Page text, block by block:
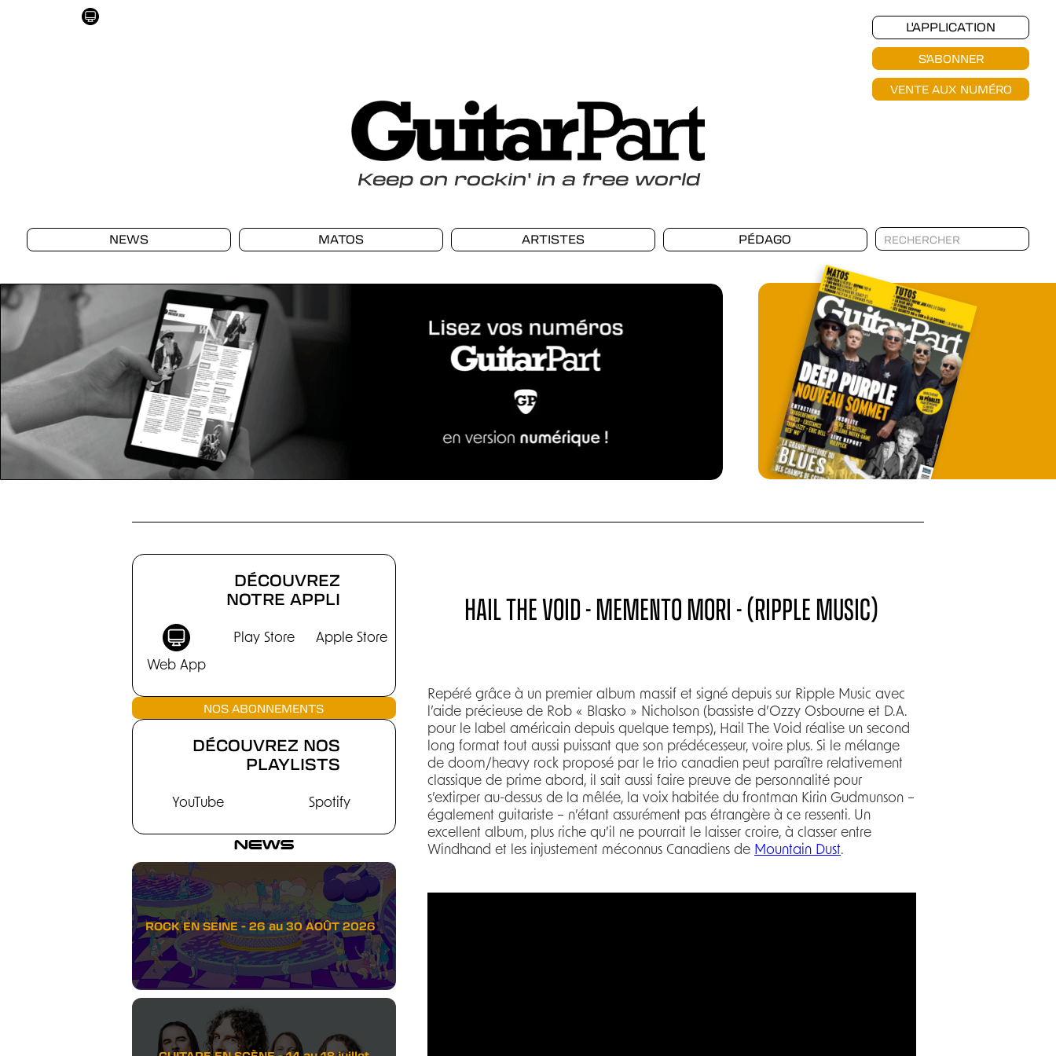
L'APPLICATION
S'ABONNER
VENTE AUX NUMÉRO
Keepon rockin' in a free world
NEWS MATOS ARTISTES PÉDAGO
CHRONIQUES
DÉCOUVREZ
NOTRE APPLI
Web App
Play Store Apple Store
NOS ABONNEMENTS
DÉCOUVREZ NOS
PLAYLISTS
YouTube Spotify
NEWS
ROCK EN SEINE - 26 au 30 AOÛT 2026
HAIL THE VOID - MEMENTO MORI - (RIPPLE MUSIC)
Repéré grâce à un premier album massif et signé depuis sur Ripple Music avec
l’aide précieuse de Rob « Blasko » Nicholson (bassiste d’Ozzy Osbourne et D.A.
pour le label américain depuis quelque temps), Hail The Void réalise un second
long format tout aussi puissant que son prédécesseur, voire plus. Si le mélange
de doom/heavy rock proposé par le trio canadien peut paraître relativement
classique de prime abord, il sait aussi faire preuve de personnalité pour
s’extirper au-dessus de la mêlée, la voix habitée du frontman Kirin Gudmunson –
également guitariste – n’étant assurément pas étrangère à ce ressenti. Un
excellent album, plus riche qu’il ne pourrait le laisser croire, à classer entre
Windhand et les injustement méconnus Canadiens de Mountain Dust.